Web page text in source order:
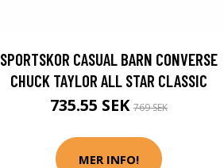
SPORTSKOR CASUAL BARN CONVERSE
CHUCK TAYLOR ALL STAR CLASSIC
735.55 SEK 769 SEK
MER INFO!